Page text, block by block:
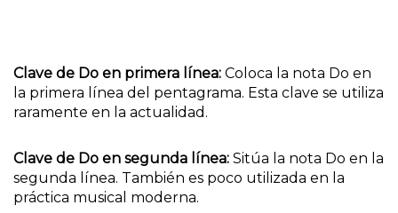
Clave de Do en primera línea: Coloca la nota Do en
la primera línea del pentagrama. Esta clave se utiliza
raramente en la actualidad.
Clave de Do en segunda línea: Sitúa la nota Do en la
segunda línea. También es poco utilizada en la
práctica musical moderna.